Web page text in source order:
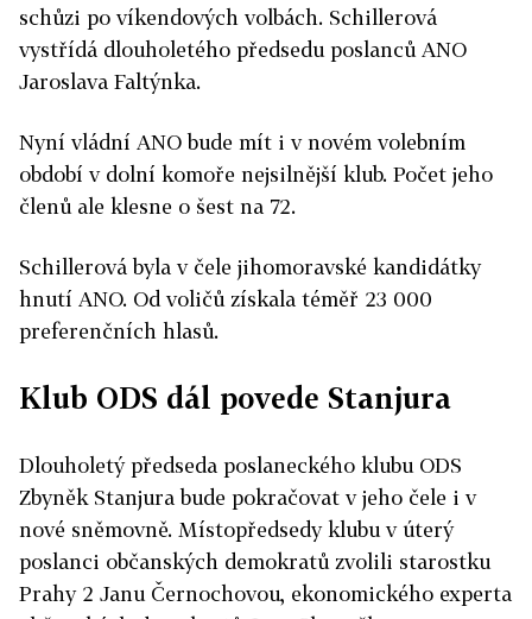
schůzi po víkendových volbách. Schillerová
vystřídá dlouholetého předsedu poslanců ANO
Jaroslava Faltýnka.
Nyní vládní ANO bude mít i v novém volebním
období v dolní komoře nejsilnější klub. Počet jeho
členů ale klesne o šest na 72.
Schillerová byla v čele jihomoravské kandidátky
hnutí ANO. Od voličů získala téměř 23 000
preferenčních hlasů.
Klub ODS dál povede Stanjura
Dlouholetý předseda poslaneckého klubu ODS
Zbyněk Stanjura bude pokračovat v jeho čele i v
nové sněmovně. Místopředsedy klubu v úterý
poslanci občanských demokratů zvolili starostku
Prahy 2 Janu Černochovou, ekonomického experta